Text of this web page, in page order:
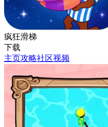
疯狂滑梯
下载
主页攻略社区视频